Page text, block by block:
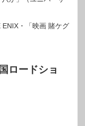
・「映画 賭ケグ
ロードショ